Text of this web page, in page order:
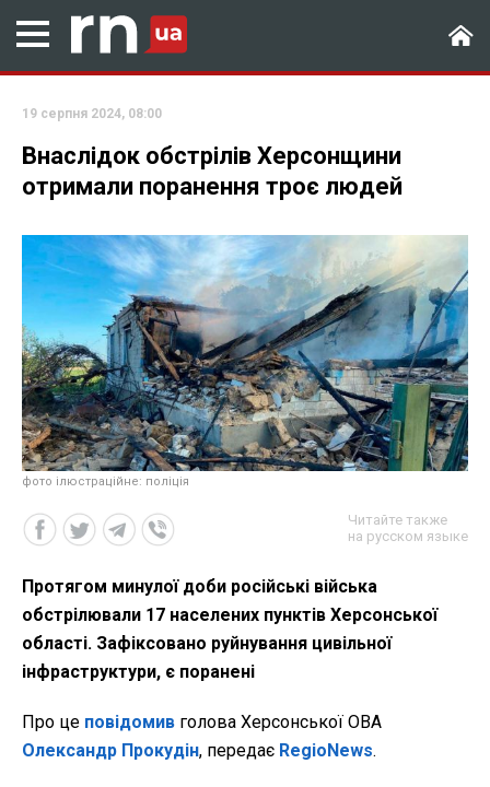
19 серпня 2024, 08:00
Внаслідок обстрілів Херсонщини
отримали поранення троє людей
фото ілюстраційне: поліція
Читайте также
на русском языке
Протягом минулої доби російські війська
обстрілювали 17 населених пунктів Херсонської
області. Зафіксовано руйнування цивільної
інфраструктури, є поранені
Про це повідомив голова Херсонської ОВА
Олександр Прокудін, передає RegioNews.